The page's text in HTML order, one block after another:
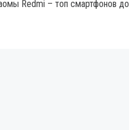
Redmi – топ смартфонов до